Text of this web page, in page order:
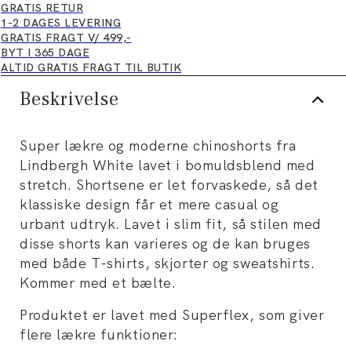
GRATIS RETUR
1-2 DAGES LEVERING
GRATIS FRAGT V/ 499,-
BYT I 365 DAGE
ALTID GRATIS FRAGT TIL BUTIK
Beskrivelse
Super lækre og moderne chinoshorts fra
Lindbergh White lavet i bomuldsblend med
stretch. Shortsene er let forvaskede, så det
klassiske design får et mere casual og
urbant udtryk. Lavet i slim fit, så stilen med
disse shorts kan varieres og de kan bruges
med både T-shirts, skjorter og sweatshirts.
Kommer med et bælte.
Produktet er lavet med Superflex, som giver
flere lækre funktioner: